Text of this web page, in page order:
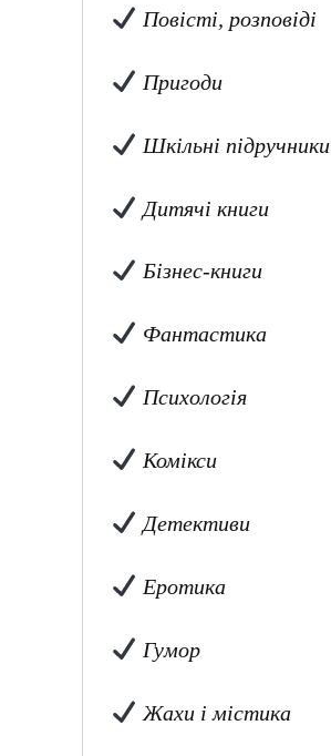
Повісті, розповіді
Пригоди
Шкільні підручники
Дитячі книги
Бізнес-книги
Фантастика
Психологія
Комікси
Детективи
Еротика
Гумор
Жахи і містика